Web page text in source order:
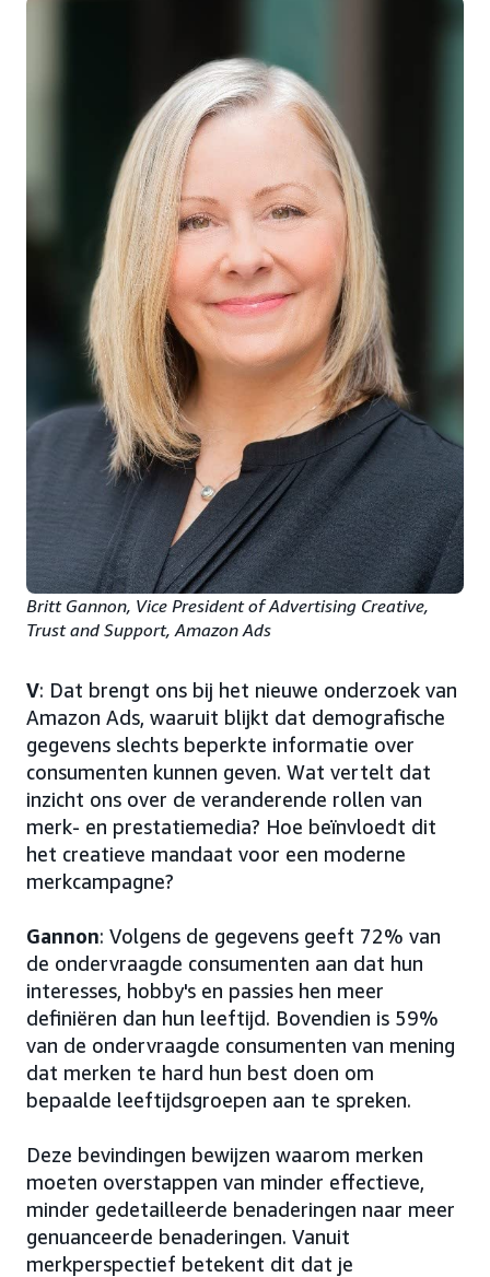
Britt Gannon, Vice President of Advertising Creative,
Trust and Support, Amazon Ads
V: Dat brengt ons bij het nieuwe onderzoek van
Amazon Ads, waaruit blijkt dat demografische
gegevens slechts beperkte informatie over
consumenten kunnen geven. Wat vertelt dat
inzicht ons over de veranderende rollen van
merk- en prestatiemedia? Hoe beïnvloedt dit
het creatieve mandaat voor een moderne
merkcampagne?
Gannon: Volgens de gegevens geeft 72% van
de ondervraagde consumenten aan dat hun
interesses, hobby's en passies hen meer
definiëren dan hun leeftijd. Bovendien is 59%
van de ondervraagde consumenten van mening
dat merken te hard hun best doen om
bepaalde leeftijdsgroepen aan te spreken.
Deze bevindingen bewijzen waarom merken
moeten overstappen van minder effectieve,
minder gedetailleerde benaderingen naar meer
genuanceerde benaderingen. Vanuit
merkperspectief betekent dit dat je